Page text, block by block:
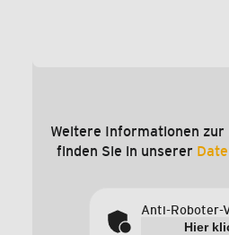
Weitere Informationen
finden Sie in unserer
Anti-Roboter-
Hier